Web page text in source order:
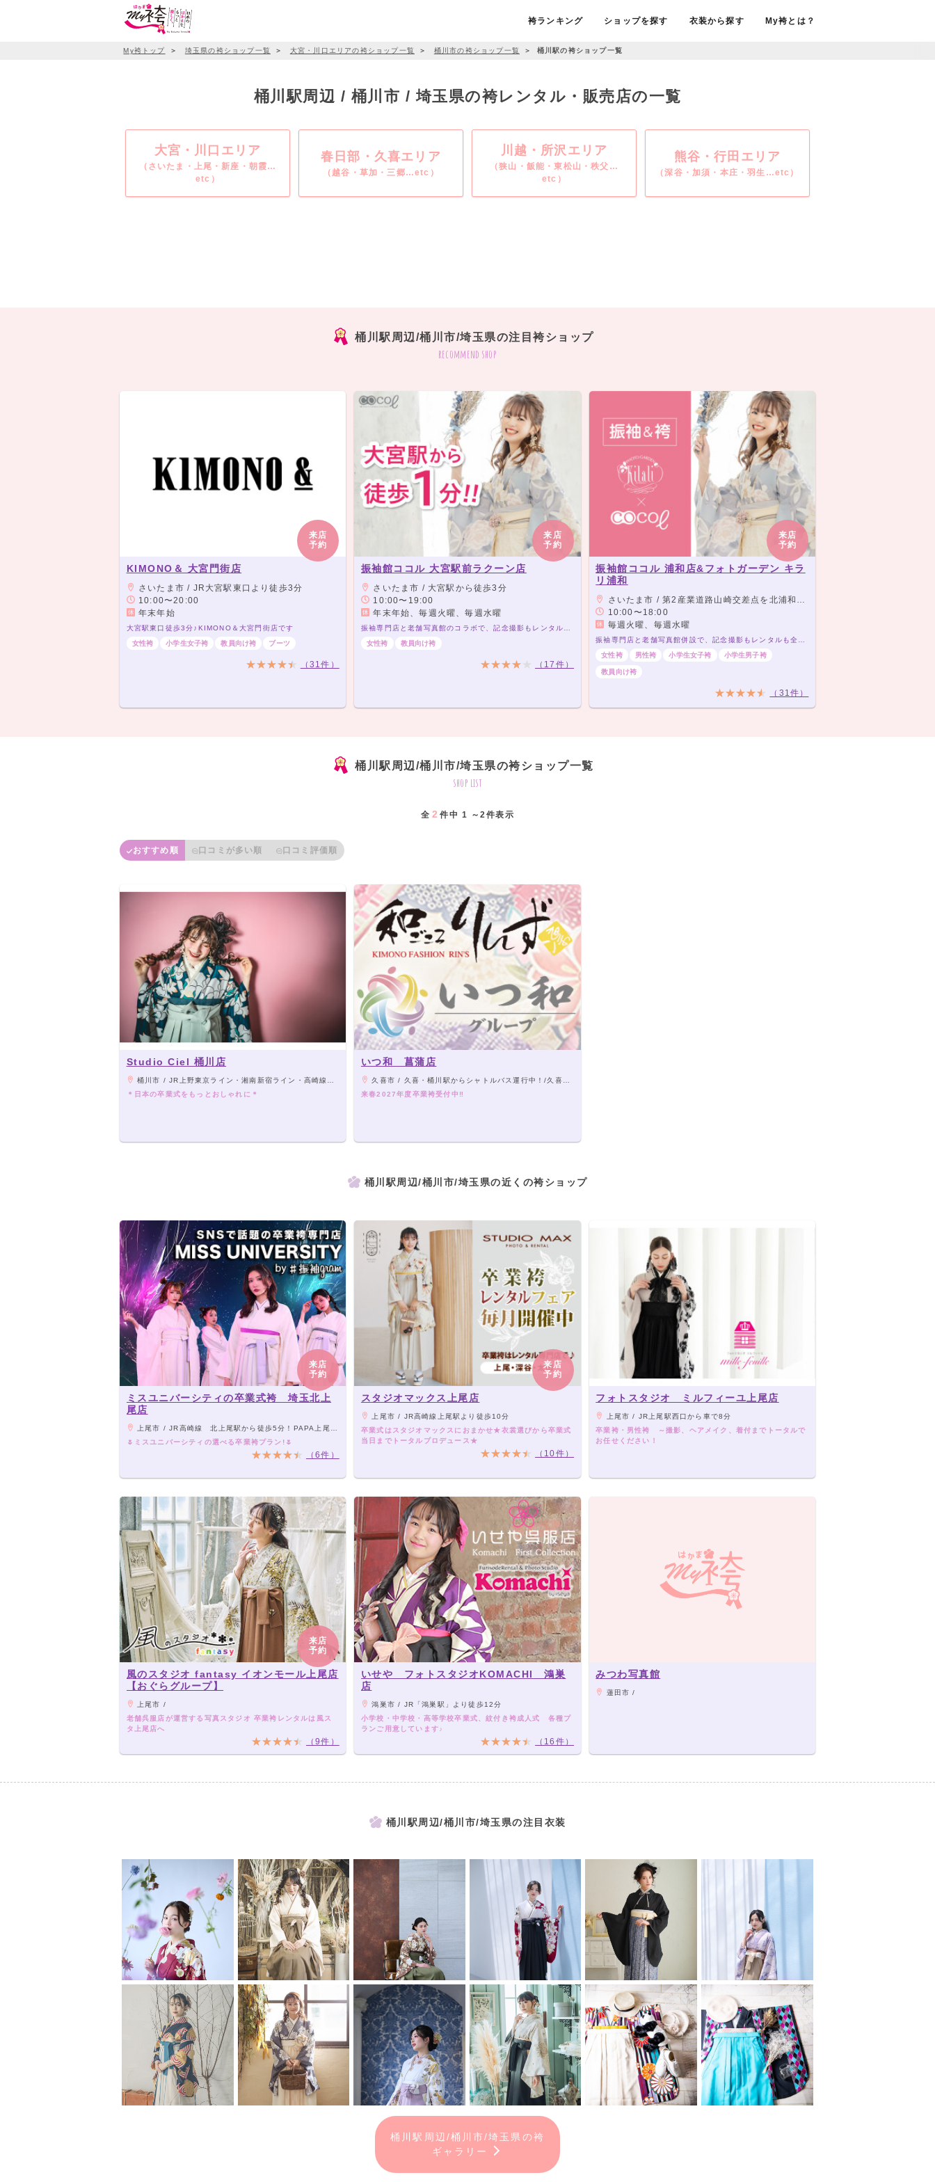
袴ランキング ショップを探す 衣装から探す My袴とは？
My袴トップ ＞ 埼玉県の袴ショップ一覧 ＞ 大宮・川口エリアの袴ショップ一覧 ＞ 桶川市の袴ショップ一覧 ＞ 桶川駅の袴ショップ一覧
桶川駅周辺 / 桶川市 / 埼玉県の袴レンタル・販売店の一覧
大宮・川口エリア
（さいたま・上尾・新座・朝霞…
etc）
春日部・久喜エリア
（越谷・草加・三郷…etc）
川越・所沢エリア
（狭山・飯能・東松山・秩父…
etc）
熊谷・行田エリア
（深谷・加須・本庄・羽生…etc）
桶川駅周辺/桶川市/埼玉県の注目袴ショップ
recommend shop
来店
予約
KIMONO＆ 大宮門街店
さいたま市 / JR大宮駅東口より徒歩3分
10:00〜20:00
年末年始
大宮駅東口徒歩3分♪KIMONO＆大宮門街店です
女性袴
小学生女子袴 教員向け袴 ブーツ
（31件）
来店
予約
振袖館ココル 大宮駅前ラクーン店
さいたま市 / 大宮駅から徒歩3分
10:00〜19:00
年末年始、毎週火曜、毎週水曜
女性袴
教員向け袴
（17件）
来店
予約
振袖館ココル 浦和店&フォトガーデン キラ
リ浦和
さいたま市 / 第2産業道路山崎交差点を北浦和方向に右折、木崎信号を右折300m先右側、JR「与野駅」東口より西高通りを直進1.7km左側
10:00〜18:00
毎週火曜、毎週水曜
女性袴
男性袴 小学生女子袴 小学生男子袴
教員向け袴
（31件）
桶川駅周辺/桶川市/埼玉県の袴ショップ一覧
shop list
全 2 件中 1 ～2件表示
おすすめ順 口コミが多い順 口コミ評価順
Studio Ciel 桶川店
桶川市 / JR上野東京ライン・湘南新宿ライン・高崎線「桶川駅」から徒歩7分
＊日本の卒業式をもっとおしゃれに＊
いつ和 菖蒲店
久喜市 / 久喜・桶川駅からシャトルバス運行中！/久喜インター・白岡菖蒲インターより約10分！
来春2027年度卒業袴受付中‼
桶川駅周辺/桶川市/埼玉県の近くの袴ショップ
来店
予約
ミスユニバーシティの卒業式袴 埼玉北上
尾店
上尾市 / JR高崎線 北上尾駅から徒歩5分！PAPA上尾ショッピングアヴェニューの2階にございます
🌷ミスユニバーシティの選べる卒業袴プラン!🌷
（6件）
来店
予約
スタジオマックス上尾店
上尾市 / JR高崎線上尾駅より徒歩10分
卒業式はスタジオマックスにおまかせ★衣裳選びから卒業式
当日までトータルプロデュース★
（10件）
フォトスタジオ ミルフィーユ上尾店
上尾市 / JR上尾駅西口から車で8分
卒業袴・男性袴 ～撮影、ヘアメイク、着付までトータルで
お任せください！
来店
予約
風のスタジオ fantasy イオンモール上尾店
【おぐらグループ】
上尾市 /
老舗呉服店が運営する写真スタジオ 卒業袴レンタルは風ス
タ上尾店へ
（9件）
いせや フォトスタジオKOMACHI 鴻巣
店
鴻巣市 / JR「鴻巣駅」より徒歩12分
小学校・中学校・高等学校卒業式、紋付き袴成人式 各種プ
ランご用意しています♪
（16件）
みつわ写真館
蓮田市 /
桶川駅周辺/桶川市/埼玉県の注目衣装
桶川駅周辺/桶川市/埼玉県の袴
ギャラリー